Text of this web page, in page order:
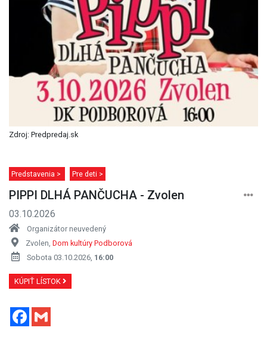
Zdroj: Predpredaj.sk
Predstavenia > Pre deti >
PIPPI DLHÁ PANČUCHA - Zvolen
03.10.2026
Organizátor neuvedený
Zvolen, Dom kultúry Podborová
Sobota 03.10.2026, 16:00
KÚPIŤ LÍSTOK
Facebook